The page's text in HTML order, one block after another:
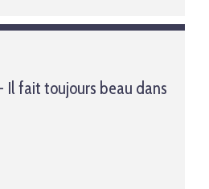
Il fait toujours beau dans